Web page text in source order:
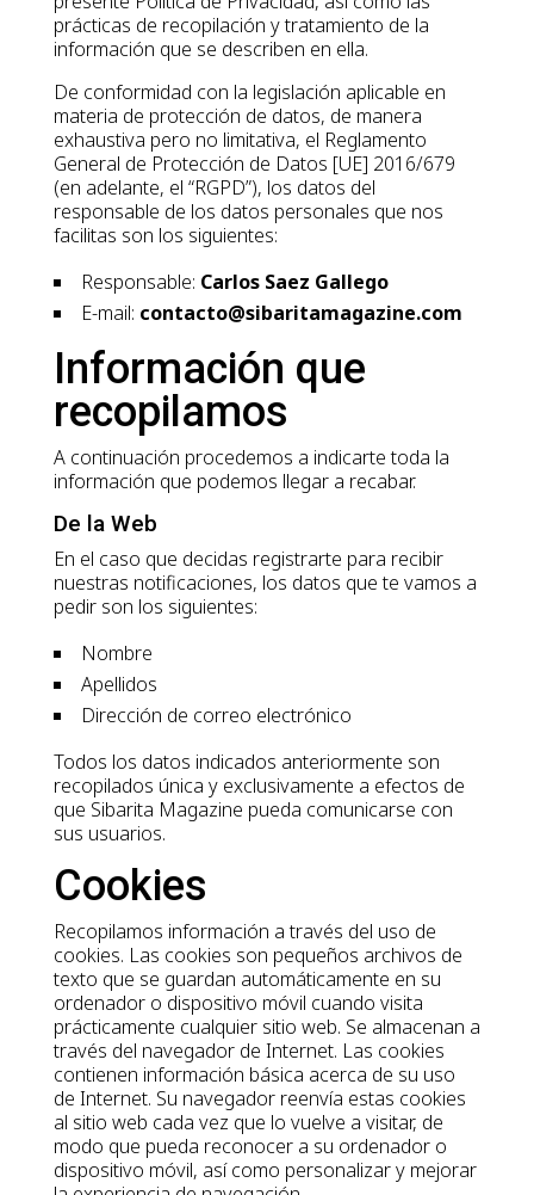
prácticas de recopilación y tratamiento de la
información que se describen en ella.
De conformidad con la legislación aplicable en
materia de protección de datos, de manera
exhaustiva pero no limitativa, el Reglamento
General de Protección de Datos [UE] 2016/679
(en adelante, el “RGPD”), los datos del
responsable de los datos personales que nos
facilitas son los siguientes:
Responsable: Carlos Saez Gallego
E-mail: contacto@sibaritamagazine.com
Información que
recopilamos
A continuación procedemos a indicarte toda la
información que podemos llegar a recabar.
De la Web
En el caso que decidas registrarte para recibir
nuestras notificaciones, los datos que te vamos a
pedir son los siguientes:
Nombre
Apellidos
Dirección de correo electrónico
Todos los datos indicados anteriormente son
recopilados única y exclusivamente a efectos de
que Sibarita Magazine pueda comunicarse con
sus usuarios.
Cookies
Recopilamos información a través del uso de
cookies. Las cookies son pequeños archivos de
texto que se guardan automáticamente en su
ordenador o dispositivo móvil cuando visita
prácticamente cualquier sitio web. Se almacenan a
través del navegador de Internet. Las cookies
contienen información básica acerca de su uso
de Internet. Su navegador reenvía estas cookies
al sitio web cada vez que lo vuelve a visitar, de
modo que pueda reconocer a su ordenador o
dispositivo móvil, así como personalizar y mejorar